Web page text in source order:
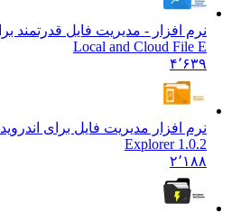
نرم افزار - مدیریت فایل قدرتمند
Local and Cloud File E
۴٬۶۳۹
نرم افزار مدیریت فایل برای اندروید
Explorer 1.0.2
۲٬۱۸۸